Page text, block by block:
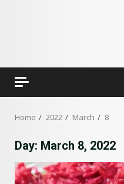
Home 2022 March 8
Day: March 8, 2022